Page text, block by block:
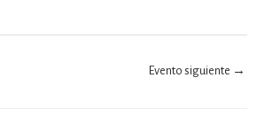
Evento siguiente →